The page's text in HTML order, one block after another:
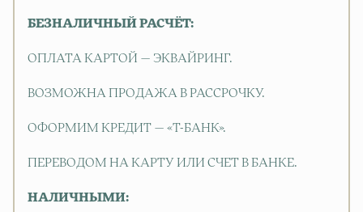
БЕЗНАЛИЧНЫЙ РАСЧЁТ:
ОПЛАТА КАРТОЙ — ЭКВАЙРИНГ.
ВОЗМОЖНА ПРОДАЖА В РАССРОЧКУ.
ОФОРМИМ КРЕДИТ — «Т-БАНК».
ПЕРЕВОДОМ НА КАРТУ ИЛИ СЧЕТ В БАНКЕ.
НАЛИЧНЫМИ: